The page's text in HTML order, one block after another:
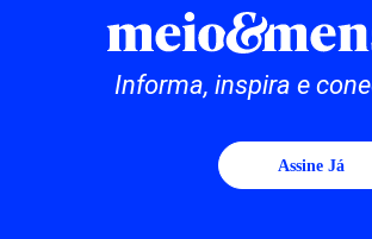
Informa, inspira e
Assine Já